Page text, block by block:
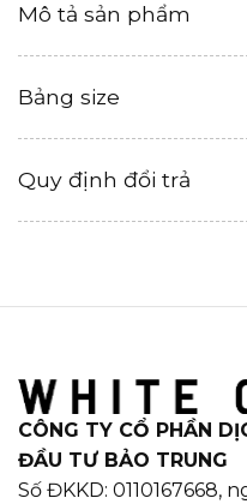
Mô tả sản phẩm
Bảng size
Quy định đổi trả
CÔNG TY CỔ PHẦN
ĐẦU TƯ BẢO TRUNG
Số ĐKKD: 0110167668,